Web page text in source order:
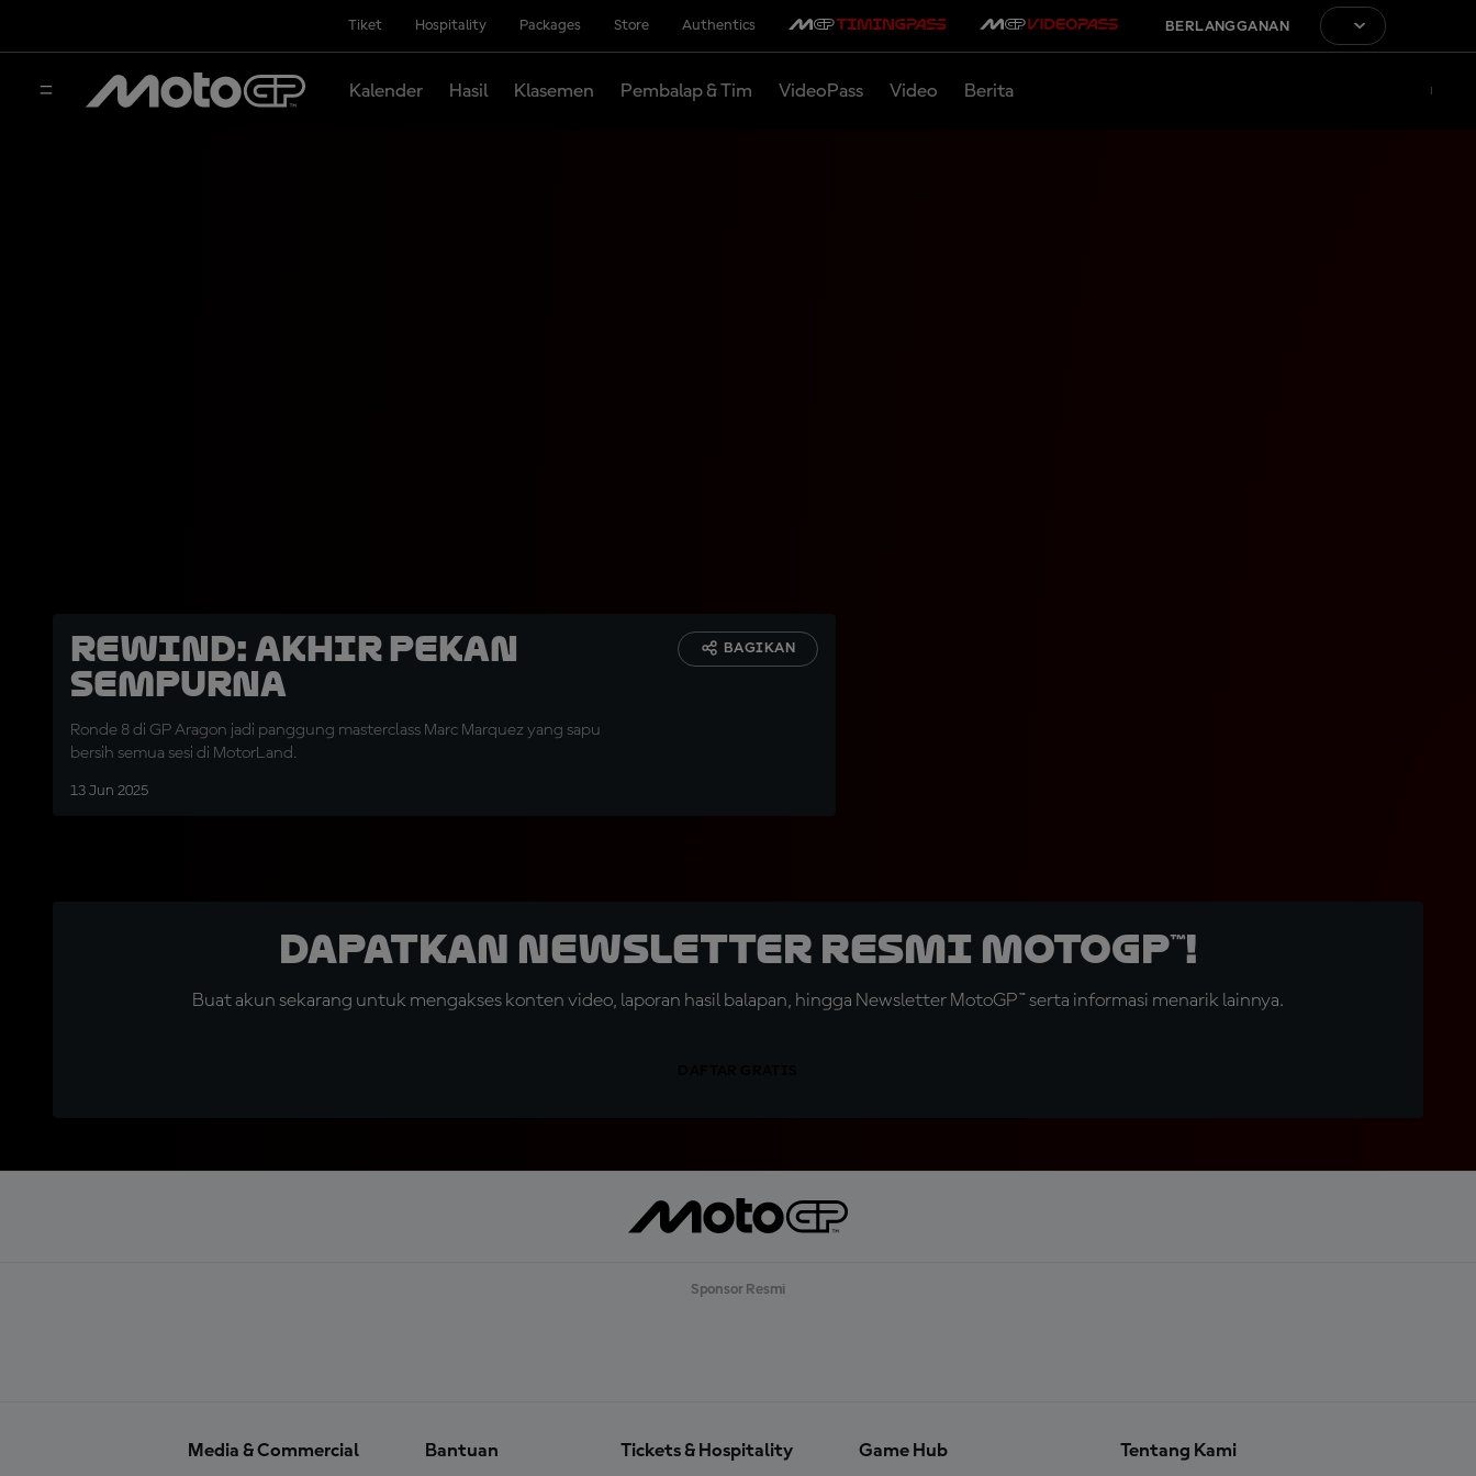
Tiket Hospitality Packages Store Authentics BERLANGGANAN
Kalender Hasil Klasemen Pembalap & Tim VideoPass Video Berita
REWIND: Akhir Pekan
Sempurna
Ronde 8 di GP Aragon jadi panggung masterclass Marc Marquez yang sapu
bersih semua sesi di MotorLand.
13 Jun 2025
BAGIKAN
Dapatkan Newsletter Resmi MotoGP™!
Buat akun sekarang untuk mengakses konten video, laporan hasil balapan, hingga Newsletter MotoGP™ serta informasi menarik lainnya.
Sponsor Resmi
Media & Commercial Bantuan Tickets & Hospitality Game Hub Tentang Kami